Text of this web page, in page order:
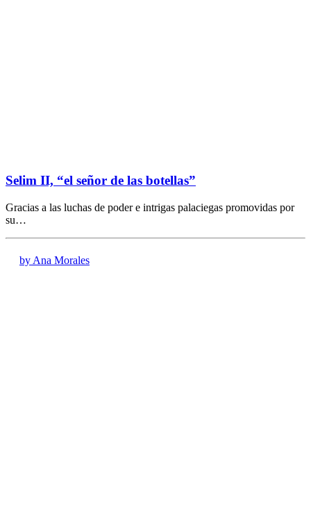
Selim II, “el señor de las botellas”
Gracias a las luchas de poder e intrigas palaciegas promovidas por
su…
by Ana Morales